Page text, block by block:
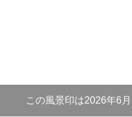
この風景印は2026年6